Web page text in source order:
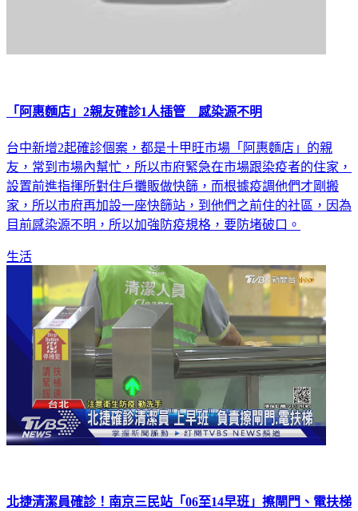
「阿惠麵店」2親友確診1人插管 感染源不明
台中新增2起確診個案，都是十甲旺市場「阿惠麵店」的親
友，常到市場內幫忙，所以市府緊急在市場跟染疫者的住家，
設置前進指揮所對住戶攤販做快篩，而根據疫調他們才剛搬
家，所以市府再加設一座快篩站，到他們之前住的社區，因為
目前感染源不明，所以加強防疫規格，要防堵破口。
生活
北捷清潔員確診！南京三民站「06至14早班」擦閘門、電扶梯